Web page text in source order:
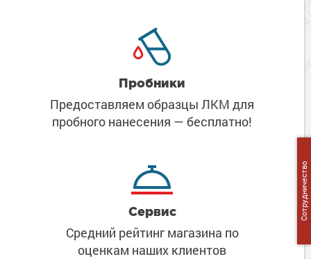
Морозостойкие краски для фасада
Сопутствующие товары
Пробники
Предоставляем образцы ЛКМ для
пробного нанесения — бесплатно!
Сервис
Средний рейтинг магазина по
оценкам наших клиентов
Сотрудничество